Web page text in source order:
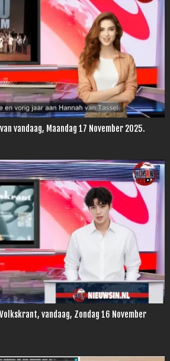
vandaag, Maandag 17 November 2025.
vandaag, Zondag 16 November